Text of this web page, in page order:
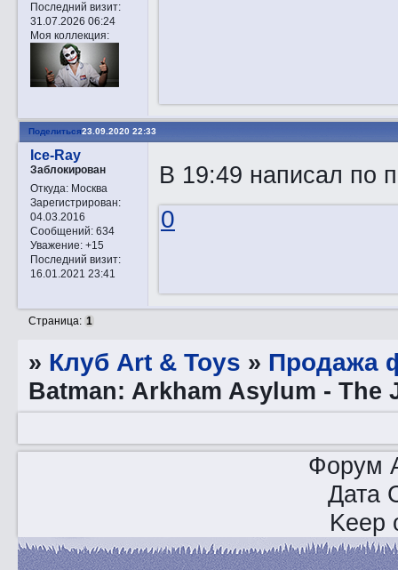
Последний визит:
31.07.2026 06:24
Моя коллекция:
Поделиться23.09.2020 22:33
Ice-Ray
Заблокирован
Откуда:Москва
Зарегистрирован:
04.03.2016
Сообщений:634
Уважение: +15
Последний визит:
16.01.2021 23:41
В 19:49 написал по
0
Страница: 1
» Клуб Art & Toys » Продажа
Batman: Arkham Asylum - The
Форум
Дата
Keep